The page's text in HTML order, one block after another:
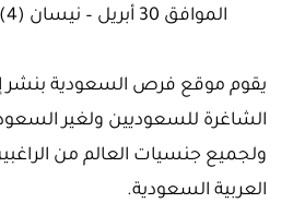
الموافق 30 أبريل – نيسان (4) 2023 ميلادي
يقوم موقع فرص السعودية بنشر
الشاغرة للسعوديين ولغير
ولجميع جنسيات العالم من
العربية السعودية.